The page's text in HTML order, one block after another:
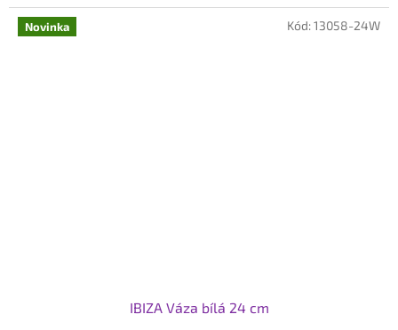
Novinka
IBIZA Váza bílá 24 cm
Kód:13058-24W